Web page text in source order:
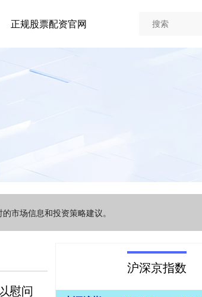
正规股票配资官网
市场信息和投资策略建议。
慰问
沪深京指数